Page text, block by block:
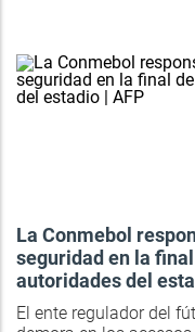
La Conmebol
seguridad en la
autoridades del
El ente regulador del